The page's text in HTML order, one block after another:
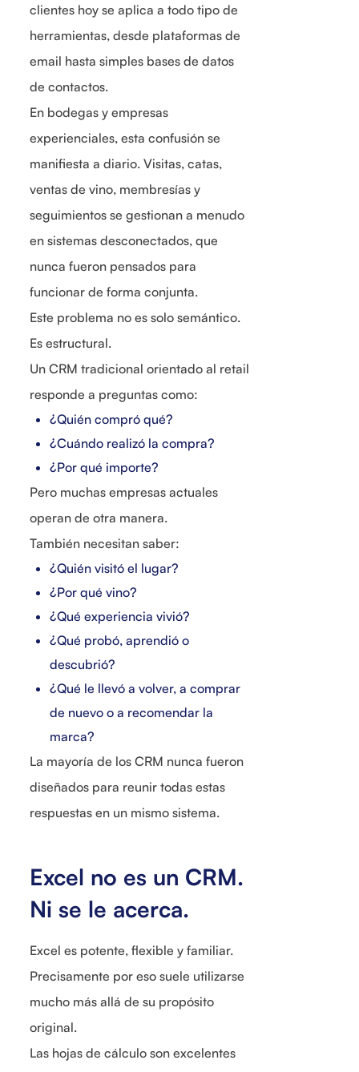
clientes hoy se aplica a todo tipo de
herramientas, desde plataformas de
email hasta simples bases de datos
de contactos.
En bodegas y empresas
experienciales, esta confusión se
manifiesta a diario. Visitas, catas,
ventas de vino, membresías y
seguimientos se gestionan a menudo
en sistemas desconectados, que
nunca fueron pensados para
funcionar de forma conjunta.
Este problema no es solo semántico.
Es estructural.
Un CRM tradicional orientado al retail
responde a preguntas como:
¿Quién compró qué?
¿Cuándo realizó la compra?
¿Por qué importe?
Pero muchas empresas actuales
operan de otra manera.
También necesitan saber:
¿Quién visitó el lugar?
¿Por qué vino?
¿Qué experiencia vivió?
¿Qué probó, aprendió o
descubrió?
¿Qué le llevó a volver, a comprar
de nuevo o a recomendar la
marca?
La mayoría de los CRM nunca fueron
diseñados para reunir todas estas
respuestas en un mismo sistema.
Excel no es un CRM.
Ni se le acerca.
Excel es potente, flexible y familiar.
Precisamente por eso suele utilizarse
mucho más allá de su propósito
original.
Las hojas de cálculo son excelentes